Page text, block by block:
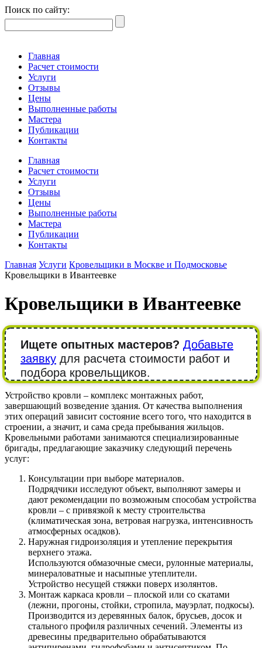
Поиск по сайту:
Главная
Расчет стоимости
Услуги
Отзывы
Цены
Выполненные работы
Мастера
Публикации
Контакты
Главная
Расчет стоимости
Услуги
Отзывы
Цены
Выполненные работы
Мастера
Публикации
Контакты
Главная Услуги Кровельщики в Москве и Подмосковье
Кровельщики в Ивантеевке
Кровельщики в Ивантеевке
Ищете опытных мастеров? Добавьте
заявку для расчета стоимости работ и
подбора кровельщиков.
Устройство кровли – комплекс монтажных работ,
завершающий возведение здания. От качества выполнения
этих операций зависит состояние всего того, что находится в
строении, а значит, и сама среда пребывания жильцов.
Кровельными работами занимаются специализированные
бригады, предлагающие заказчику следующий перечень
услуг:
Консультации при выборе материалов.
Подрядчики исследуют объект, выполняют замеры и
дают рекомендации по возможным способам устройства
кровли – с привязкой к месту строительства
(климатическая зона, ветровая нагрузка, интенсивность
атмосферных осадков).
Наружная гидроизоляция и утепление перекрытия
верхнего этажа.
Используются обмазочные смеси, рулонные материалы,
минераловатные и насыпные утеплители.
Устройство несущей стяжки поверх изолянтов.
Монтаж каркаса кровли – плоской или со скатами
(лежни, прогоны, стойки, стропила, мауэрлат, подкосы).
Производится из деревянных балок, брусьев, досок и
стального профиля различных сечений. Элементы из
древесины предварительно обрабатываются